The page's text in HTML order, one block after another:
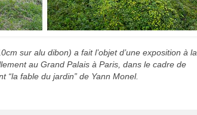
sur alu dibon) a fait l’objet d’une exposition à la
au Grand Palais à Paris, dans le cadre de
“la fable du jardin” de Yann Monel.